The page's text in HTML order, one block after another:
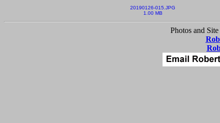
20190126-015.JPG
1.00 MB
Photos and